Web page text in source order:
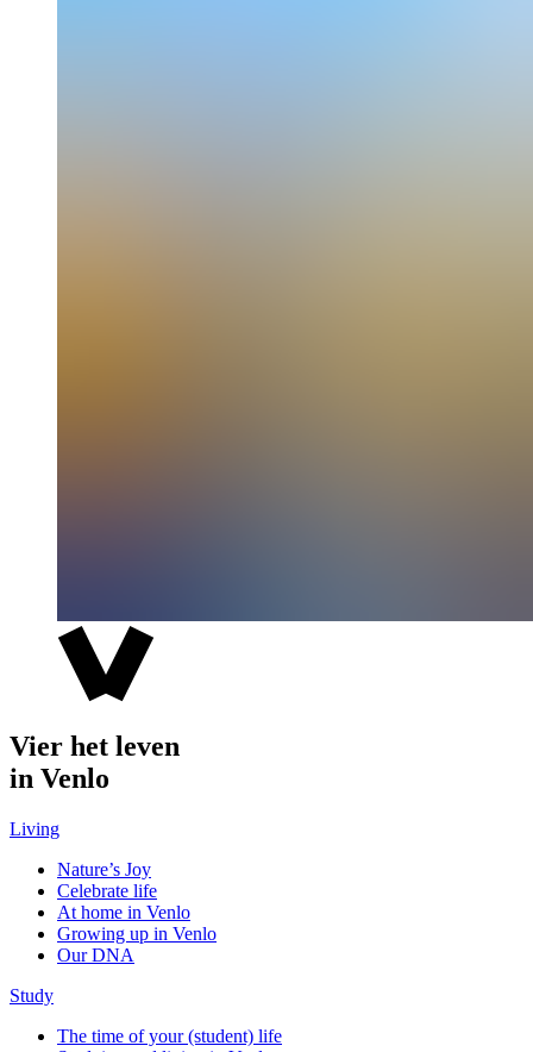
Vier het leven
in Venlo
Living
Nature’s Joy
Celebrate life
At home in Venlo
Growing up in Venlo
Our DNA
Study
The time of your (student) life